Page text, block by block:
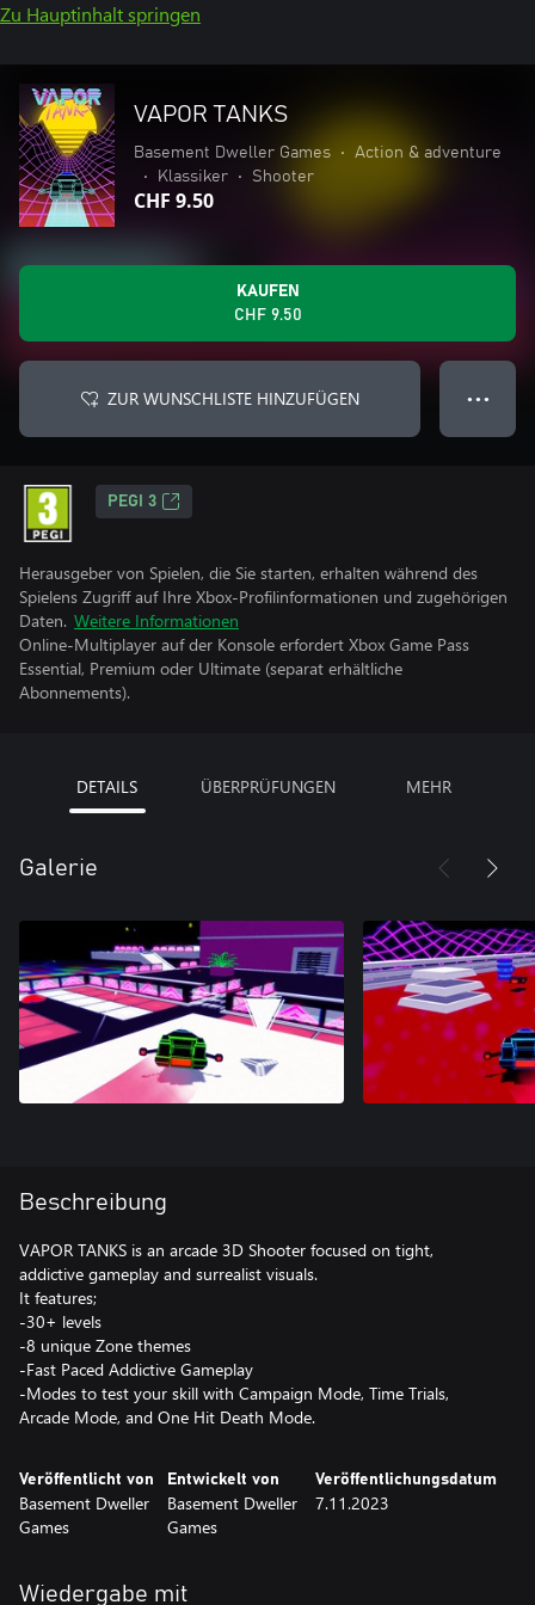
Zu Hauptinhalt springen
VAPOR TANKS
Basement Dweller Games •
Action & adventure
•
Klassiker • Shooter
CHF 9.50
KAUFEN
CHF 9.50
ZUR WUNSCHLISTE HINZUFÜGEN ● ● ●
PEGI 3
Herausgeber von Spielen, die Sie starten, erhalten während des
Spielens Zugriff auf Ihre Xbox-Profilinformationen und zugehörigen
Daten. Weitere Informationen
Online-Multiplayer auf der Konsole erfordert Xbox Game Pass
Essential, Premium oder Ultimate (separat erhältliche
Abonnements).
DETAILS ÜBERPRÜFUNGEN MEHR
Galerie
Beschreibung
VAPOR TANKS is an arcade 3D Shooter focused on tight,
addictive gameplay and surrealist visuals.
It features;
-30+ levels
-8 unique Zone themes
-Fast Paced Addictive Gameplay
-Modes to test your skill with Campaign Mode, Time Trials,
Arcade Mode, and One Hit Death Mode.
Veröffentlicht von
Basement Dweller
Games
Entwickelt von
Basement Dweller
Games
Veröffentlichungsdatum
7.11.2023
Wiedergabe mit